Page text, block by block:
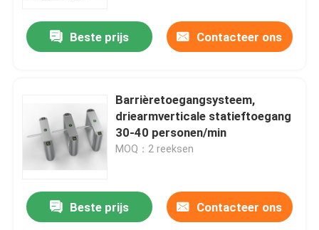
Fabrieksreis
Kwaliteitscontrole
Contacteer ons
nieuws
Beste prijs Contacteer ons
Barrièretoegangsysteem,
driearmverticale statieftoegang
30-40 personen/min
MOQ：2 reeksen
Beste prijs Contacteer ons